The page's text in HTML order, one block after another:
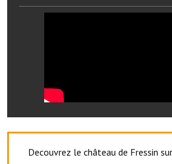
Equipements sportifs
Bibliothèque
Decouvrez le château de Fressin